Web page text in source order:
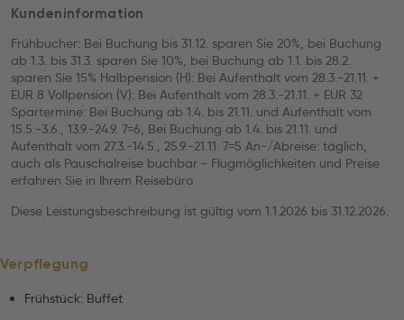
Kundeninformation
Frühbucher: Bei Buchung bis 31.12. sparen Sie 20%, bei Buchung
ab 1.3. bis 31.3. sparen Sie 10%, bei Buchung ab 1.1. bis 28.2.
sparen Sie 15% Halbpension (H): Bei Aufenthalt vom 28.3.-21.11. +
EUR 8 Vollpension (V): Bei Aufenthalt vom 28.3.-21.11. + EUR 32
Spartermine: Bei Buchung ab 1.4. bis 21.11. und Aufenthalt vom
15.5.-3.6., 13.9.-24.9. 7=6, Bei Buchung ab 1.4. bis 21.11. und
Aufenthalt vom 27.3.-14.5., 25.9.-21.11. 7=5 An-/Abreise: täglich,
auch als Pauschalreise buchbar - Flugmöglichkeiten und Preise
erfahren Sie in Ihrem Reisebüro
Diese Leistungsbeschreibung ist gültig vom 1.1.2026 bis 31.12.2026.
Verpflegung
Frühstück: Buffet